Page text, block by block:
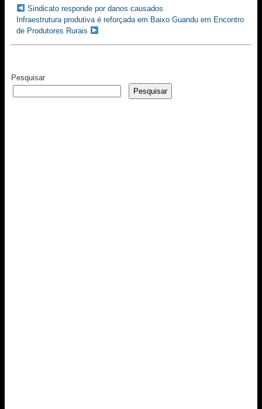
Sindicato responde por danos causados
Infraestrutura produtiva é reforçada em Baixo Guandu em Encontro
de Produtores Rurais
Pesquisar
Pesquisar